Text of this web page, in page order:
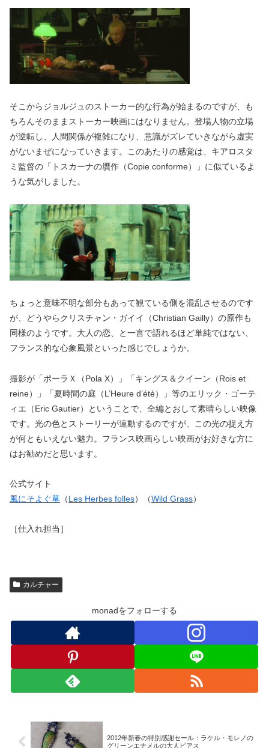
そこからジョルジュのストーカー的な行為が始まるのですが、も
ちろんそのままストーカー映画にはなりません。登場人物の立場
が逆転し、人間関係が複雑になり、意識がズレていきながら虚実
がないまぜになっていきます。このあたりの感覚は、キアロスタ
ミ監督の「トスカーナの贋作（Copie conforme）」に似ているよ
うな気がしました。
ちょっと意味不明な部分もあって観ている側を混乱させるのです
が、どうやらクリスチャン・ガイイ（Christian Gailly）の原作も
同様のようです。大人の恋、と一言で語れるほど単純ではない、
フランス的な心象風景といった感じでしょうか。
撮影が「ポーラＸ（Pola X）」「キングス＆クイーン（Rois et
reine）」「夏時間の庭（L’Heure d’été）」等のエリック・ゴーテ
ィエ（Eric Gautier）ということで、全編とおして素晴らしい映像
です。光の色とストーリーが連動するのですが、この光の捉え方
が何ともいえない魅力。フランス映画らしい映画がお好きな方に
はお勧めだと思います。
公式サイト
風にそよぐ草 （Les Herbes folles）（Wild Grass）
［仕入れ担当］
カルチャー
monadをフォローする
2012年新春の特別感謝セール：ラケル・モレノの
グリーンエナメルの大人ピアス